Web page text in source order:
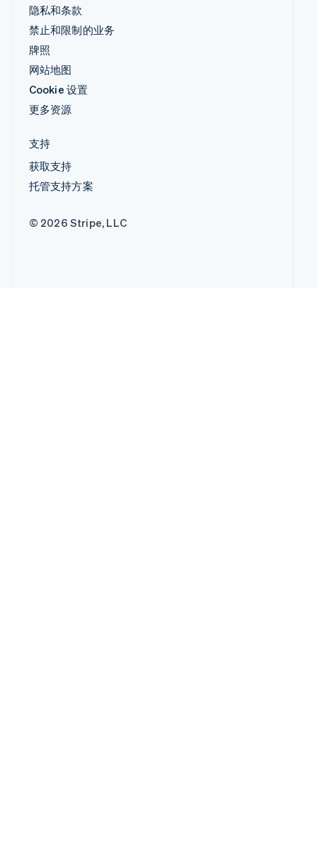
隐私和条款
禁止和限制的业务
牌照
网站地图
Cookie 设置
更多资源
支持
获取支持
托管支持方案
© 2026 Stripe, LLC